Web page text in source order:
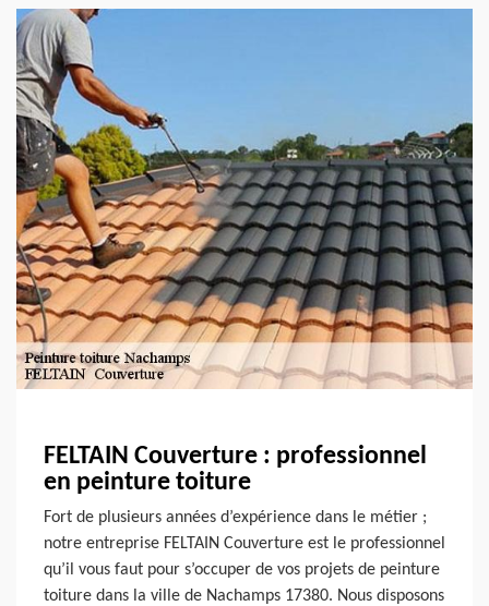
FELTAIN Couverture : professionnel
en peinture toiture
Fort de plusieurs années d’expérience dans le métier ;
notre entreprise FELTAIN Couverture est le professionnel
qu’il vous faut pour s’occuper de vos projets de peinture
toiture dans la ville de Nachamps 17380. Nous disposons